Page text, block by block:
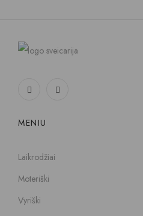
MENIU
Laikrodžiai
Moteriški
Vyriški